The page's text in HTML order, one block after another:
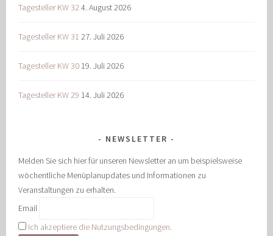
Tagesteller KW 324. August 2026
Tagesteller KW 31 27. Juli 2026
Tagesteller KW 30 19. Juli 2026
Tagesteller KW 29 14. Juli 2026
NEWSLETTER
Melden Sie sich hier für unseren Newsletter an um beispielsweise
wöchentliche Menüplanupdates und Informationen zu
Veranstaltungen zu erhalten.
Email
Ich akzeptiere die Nutzungsbedingungen.